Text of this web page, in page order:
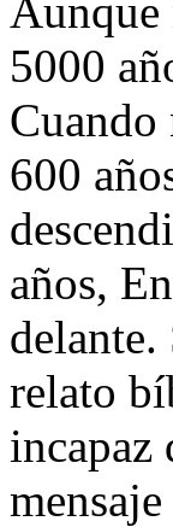
Aunque
5000
Cuando
600
años,
relato
incapaz